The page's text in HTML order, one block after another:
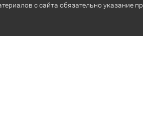
с сайта обязательно указание